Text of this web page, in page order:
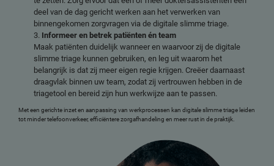
deel van de dag gericht werken aan het verwerken van
binnengekomen zorgvragen via de digitale slimme triage.
Informeer en betrek patiënten én team
Maak patiënten duidelijk wanneer en waarvoor zij de digitale
slimme triage kunnen gebruiken, en leg uit waarom het
belangrijk is dat zij meer eigen regie krijgen. Creëer daarnaast
draagvlak binnen uw team, zodat zij vertrouwen hebben in de
triagetool en bereid zijn hun werkwijze aan te passen.
Met een gerichte inzet en aanpassing van werkprocessen kan digitale slimme triage leiden
tot minder telefoonverkeer, efficiëntere zorgafhandeling en meer rust in de praktijk.